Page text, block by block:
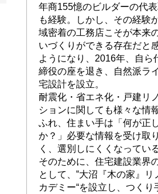
年商155憶のビルダーの代
も経験。しかし、その経験
域密着の工務店こそが本来
いづくりができる存在だと
ようになり、2016年、自ら
締役の座を退き、自然派ラ
宅設計を設立。
耐震化・省エネ化・戸建リ
ションに関しても様々な情
ふれ、住まい手は「何が正
か？」必要な情報を受け取
く、選別しにくくなっている
そのために、住宅建設業界
として、‟大沼『木の家』リ
カデミー“を設立し、つくり